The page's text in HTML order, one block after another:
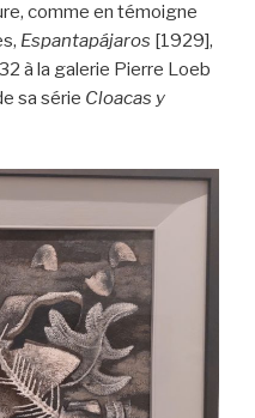
comme en témoigne
Espantapájaros [1929],
à la galerie Pierre Loeb
sa série Cloacas y